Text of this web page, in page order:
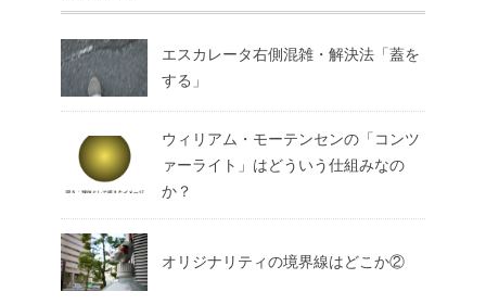
エスカレータ右側混雑・解決法「蓋を
する」
ウィリアム・モーテンセンの「コンツ
ァーライト」はどういう仕組みなの
か？
オリジナリティの境界線はどこか②